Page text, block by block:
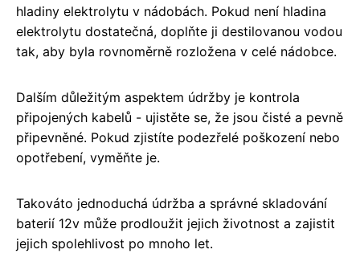
hladiny elektrolytu v nádobách. Pokud není hladina
elektrolytu dostatečná, doplňte ji destilovanou vodou
tak, aby byla rovnoměrně rozložena v celé nádobce.
Dalším důležitým aspektem údržby je kontrola
připojených kabelů - ujistěte se, že jsou čisté a pevně
připevněné. Pokud zjistíte podezřelé poškození nebo
opotřebení, vyměňte je.
Takováto jednoduchá údržba a správné skladování
baterií 12v může prodloužit jejich životnost a zajistit
jejich spolehlivost po mnoho let.